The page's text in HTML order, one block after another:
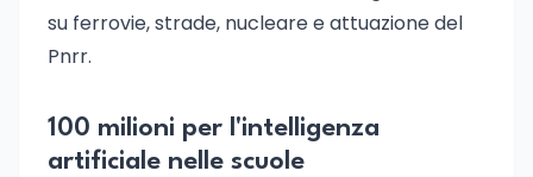
su ferrovie, strade, nucleare e attuazione del
Pnrr.
100 milioni per l'intelligenza
artificiale nelle scuole